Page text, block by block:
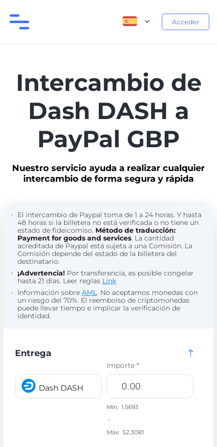
Acceder
Intercambio de
Dash DASH a
PayPal GBP
Nuestro servicio ayuda a realizar cualquier
intercambio de forma segura y rápida
El intercambio de Paypal toma de 1 a 24 horas. Y hasta
48 horas si la billetera no está verificada o no tiene un
estado de fideicomiso. Método de traducción:
Payment for goods and services. La cantidad
acreditada de Paypal está sujeta a una Comisión. La
Comisión depende del estado de la billetera del
destinatario.
¡Advertencia!Por transferencia, es posible congelar
hasta 21 días. Leer reglas Link
Información sobre AML. No aceptamos monedas con
un riesgo del 70%. El reembolso de criptomonedas
puede llevar tiempo e implicar la verificación de
identidad.
Entrega
Dash DASH
Importe *
Mín: 1.5693
-
Máx: 52.3081